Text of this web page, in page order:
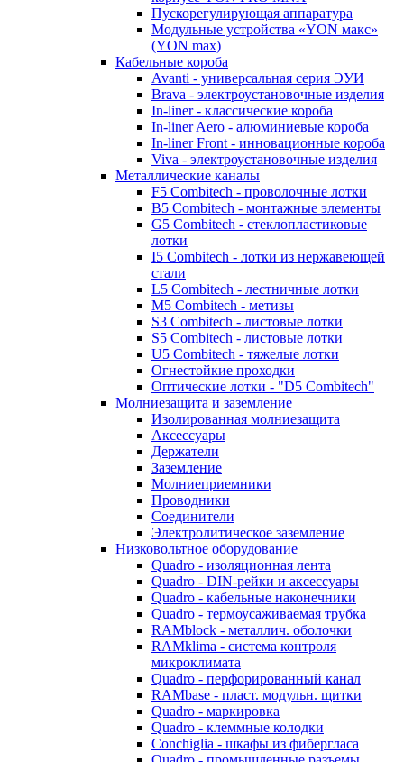
Пускорегулирующая аппаратура
Модульные устройства «YON макс»
(YON max)
Кабельные короба
Avanti - универсальная серия ЭУИ
Brava - электроустановочные изделия
In-liner - классические короба
In-liner Aero - алюминиевые короба
In-liner Front - инновационные короба
Viva - электроустановочные изделия
Металлические каналы
F5 Combitech - проволочные лотки
B5 Combitech - монтажные элементы
G5 Combitech - стеклопластиковые
лотки
I5 Combitech - лотки из нержавеющей
стали
L5 Combitech - лестничные лотки
M5 Combitech - метизы
S3 Combitech - листовые лотки
S5 Combitech - листовые лотки
U5 Combitech - тяжелые лотки
Огнестойкие проходки
Оптические лотки - "D5 Combitech"
Молниезащита и заземление
Изолированная молниезащита
Аксессуары
Держатели
Заземление
Молниеприемники
Проводники
Соединители
Электролитическое заземление
Низковольтное оборудование
Quadro - изоляционная лента
Quadro - DIN-рейки и аксессуары
Quadro - кабельные наконечники
Quadro - термоусаживаемая трубка
RAMblock - металлич. оболочки
RAMklima - система контроля
микроклимата
Quadro - перфорированный канал
RAMbase - пласт. модульн. щитки
Quadro - маркировка
Quadro - клеммные колодки
Conchiglia - шкафы из фибергласа